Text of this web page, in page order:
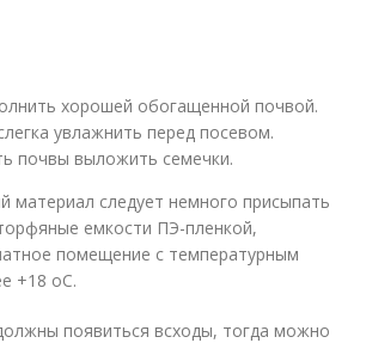
хорошей обогащенной почвой.
увлажнить перед посевом.
почвы выложить семечки.
материал следует немного присыпать
емкости ПЭ-пленкой,
помещение с температурным
+18 оС.
появиться всходы, тогда можно